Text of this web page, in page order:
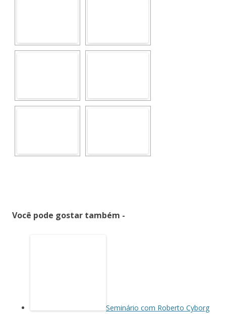
Você pode gostar também -
Seminário com Roberto Cyborg